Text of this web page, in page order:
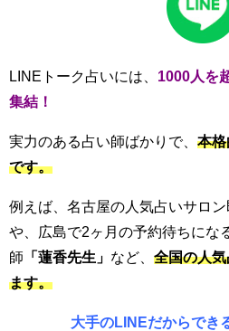
LINEトーク占いには、 1000人を
集結！
実力のある占い師ばかりで、 本格
です。
例えば、名古屋の人気占いサロン
や、広島で2ヶ月の予約待ちにな
師 「蓮香先生」 など、 全国の人
ます。
大手のLINEだからでき